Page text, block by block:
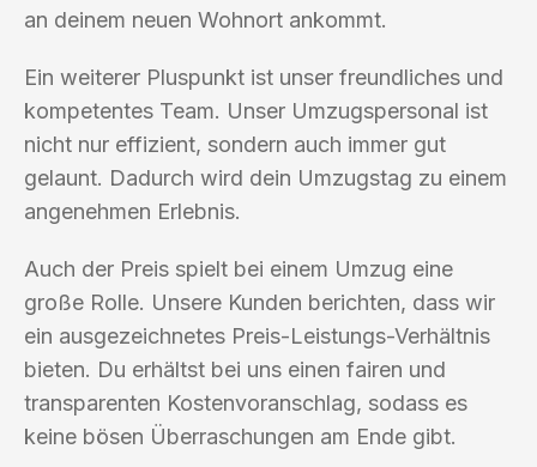
an deinem neuen Wohnort ankommt.
Ein weiterer Pluspunkt ist unser freundliches und
kompetentes Team. Unser Umzugspersonal ist
nicht nur effizient, sondern auch immer gut
gelaunt. Dadurch wird dein Umzugstag zu einem
angenehmen Erlebnis.
Auch der Preis spielt bei einem Umzug eine
große Rolle. Unsere Kunden berichten, dass wir
ein ausgezeichnetes Preis-Leistungs-Verhältnis
bieten. Du erhältst bei uns einen fairen und
transparenten Kostenvoranschlag, sodass es
keine bösen Überraschungen am Ende gibt.